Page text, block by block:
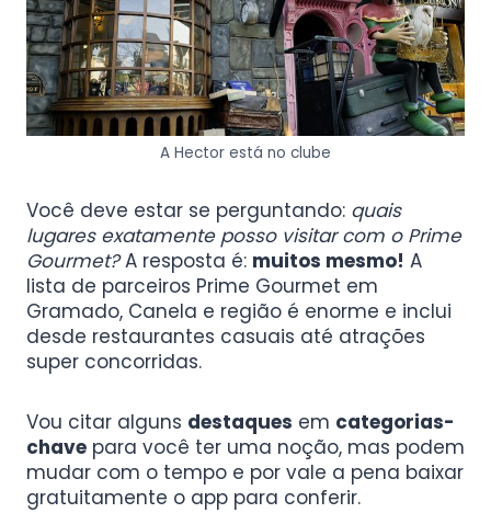
A Hector está no clube
Você deve estar se perguntando: quais
lugares exatamente posso visitar com o Prime
Gourmet?A resposta é: muitos mesmo! A
lista de parceiros Prime Gourmet em
Gramado, Canela e região é enorme e inclui
desde restaurantes casuais até atrações
super concorridas.
Vou citar alguns destaques em categorias-
chave para você ter uma noção, mas podem
mudar com o tempo e por vale a pena baixar
gratuitamente o app para conferir.